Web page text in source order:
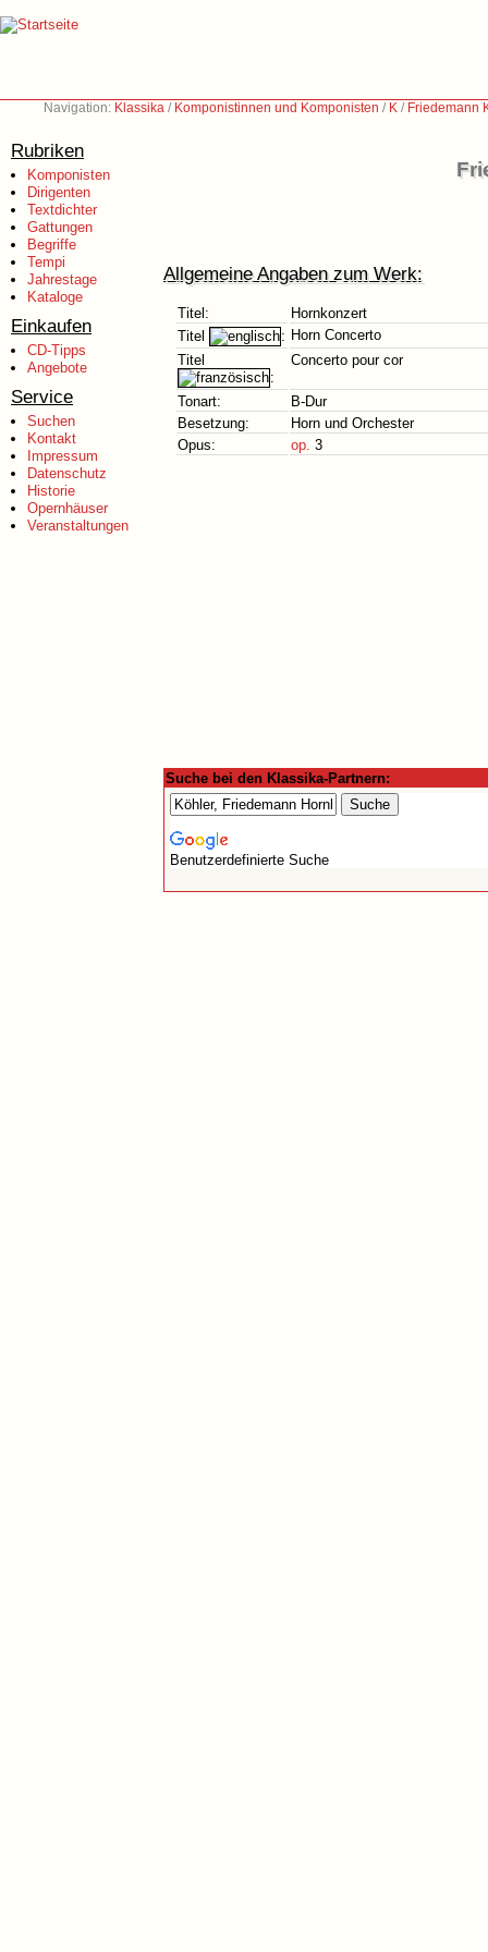
Navigation: Klassika / Komponistinnen und Komponisten / K / Friedemann
Rubriken
Komponisten
Dirigenten
Textdichter
Gattungen
Begriffe
Tempi
Jahrestage
Kataloge
Einkaufen
CD-Tipps
Angebote
Service
Suchen
Kontakt
Impressum
Datenschutz
Historie
Opernhäuser
Veranstaltungen
Allgemeine Angaben zum Werk:
Titel:
Hornkonzert
Titel
: Horn Concerto
Titel
:
Concerto pour cor
Tonart:
B-Dur
Besetzung:
Horn und Orchester
Opus:
op. 3
Suche bei den Klassika-Partnern:
Benutzerdefinierte Suche